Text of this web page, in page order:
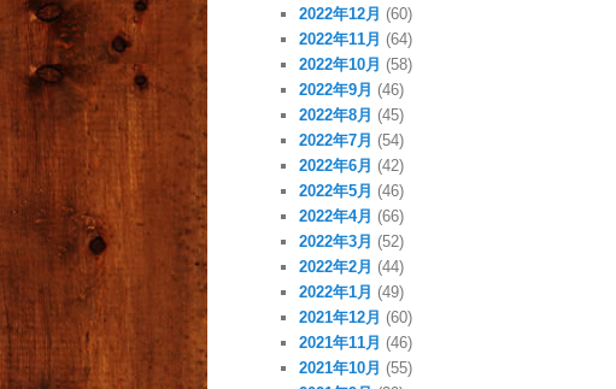
2022年12月 (60)
2022年11月 (64)
2022年10月 (58)
2022年9月 (46)
2022年8月 (45)
2022年7月 (54)
2022年6月 (42)
2022年5月 (46)
2022年4月 (66)
2022年3月 (52)
2022年2月 (44)
2022年1月 (49)
2021年12月 (60)
2021年11月 (46)
2021年10月 (55)